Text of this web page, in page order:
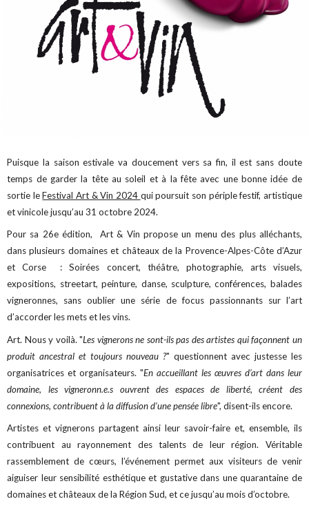
Puisque la saison estivale va doucement vers sa fin, il est sans doute
temps de garder la tête au soleil et à la fête avec une bonne idée de
sortie leFestival Art & Vin 2024 qui poursuit son périple festif, artistique
et vinicole jusqu’au 31 octobre 2024.
Pour sa 26e édition, Art & Vin propose un menu des plus alléchants,
dans plusieurs domaines et châteaux de la Provence-Alpes-Côte d’Azur
et Corse : Soirées concert, théâtre, photographie, arts visuels,
expositions, streetart, peinture, danse, sculpture, conférences, balades
vigneronnes, sans oublier une série de focus passionnants sur l’art
d’accorder les mets et les vins.
Art. Nous y voilà. "Les vignerons ne sont-ils pas des artistes qui façonnent un
produit ancestral et toujours nouveau ?" questionnent avec justesse les
organisatrices et organisateurs. "En accueillant les œuvres d’art dans leur
domaine, les vigneronn.e.s ouvrent des espaces de liberté, créent des
connexions, contribuent à la diffusion d’une pensée libre", disent-ils encore.
Artistes et vignerons partagent ainsi leur savoir-faire et, ensemble, ils
contribuent au rayonnement des talents de leur région. Véritable
rassemblement de cœurs, l’événement permet aux visiteurs de venir
aiguiser leur sensibilité esthétique et gustative dans une quarantaine de
domaines et châteaux de la Région Sud, et ce jusqu’au mois d’octobre.